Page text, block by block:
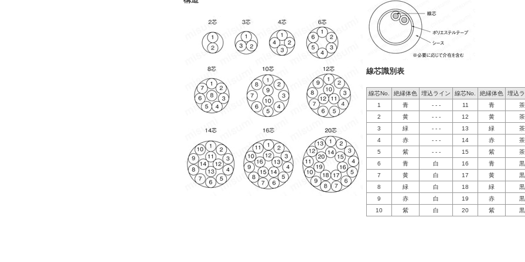
線芯識別表
線芯No. 絶縁体色 埋込ライン 線芯No. 絶縁体色
埋込
1
青 - - - 11 青
茶
2
黄 - - - 12 黄
茶
3
緑 - - - 13 緑
茶
4
赤 - - - 14 赤
茶
5
紫 - - - 15 紫
茶
6
青 白 16 青
黒
7
黄 白 17 黄
黒
8
緑 白 18 緑
黒
9
赤 白 19 赤
黒
10
紫 白 20 紫 黒